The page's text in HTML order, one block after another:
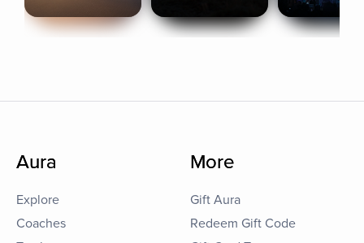
Aura
Explore
Coaches
More
Gift Aura
Redeem Gift Code